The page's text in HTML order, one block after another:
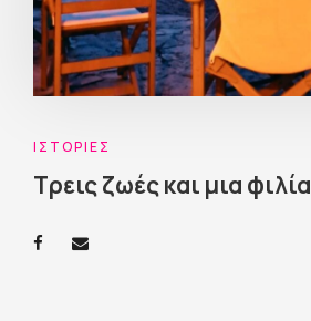
ΙΣΤΟΡΊΕΣ
Τρεις ζωές και μια φιλία